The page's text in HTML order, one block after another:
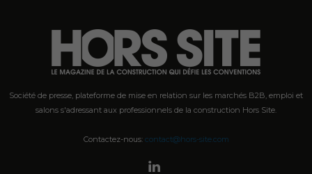
Société de presse, plateforme de mise en relation sur les marchés B2B, emploi et
salons s'adressant aux professionnels de la construction Hors Site.
Contactez-nous: contact@hors-site.com